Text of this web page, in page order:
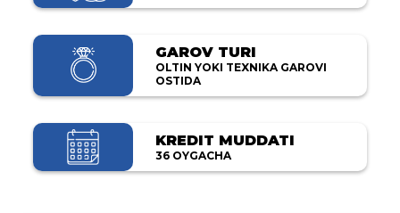
GAROV TURI
OLTIN YOKI TEXNIKA GAROVI
OSTIDA
KREDIT MUDDATI
36 OYGACHA